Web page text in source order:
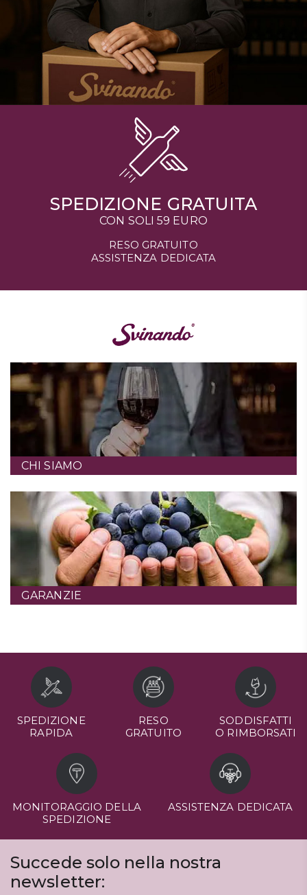
SPEDIZIONE GRATUITA
CON SOLI 59 EURO
RESO GRATUITO
ASSISTENZA DEDICATA
CHI SIAMO
GARANZIE
SPEDIZIONE
RAPIDA
RESO
GRATUITO
SODDISFATTI
O RIMBORSATI
MONITORAGGIO DELLA
SPEDIZIONE
ASSISTENZA DEDICATA
Succede solo nella nostra
newsletter: